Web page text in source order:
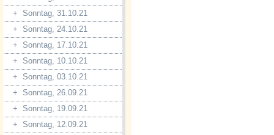
+ Sonntag, 31.10.21
+ Sonntag, 24.10.21
+ Sonntag, 17.10.21
+ Sonntag, 10.10.21
+ Sonntag, 03.10.21
+ Sonntag, 26.09.21
+ Sonntag, 19.09.21
+ Sonntag, 12.09.21